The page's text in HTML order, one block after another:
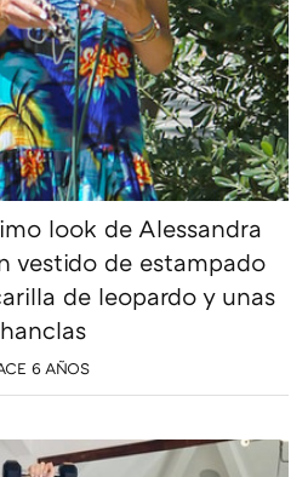
look de Alessandra
vestido de estampado
de leopardo y unas
6 AÑOS